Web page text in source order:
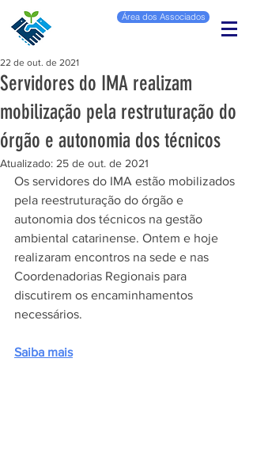
Área dos Associados
Servidores do IMA realizam
mobilização pela restruturação do
órgão e autonomia dos técnicos
22 de out. de 2021
Atualizado: 25 de out. de 2021
Os servidores do IMA estão mobilizados
pela reestruturação do órgão e
autonomia dos técnicos na gestão
ambiental catarinense. Ontem e hoje
realizaram encontros na sede e nas
Coordenadorias Regionais para
discutirem os encaminhamentos
necessários.
Saiba mais